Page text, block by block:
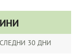
30 ДНИ